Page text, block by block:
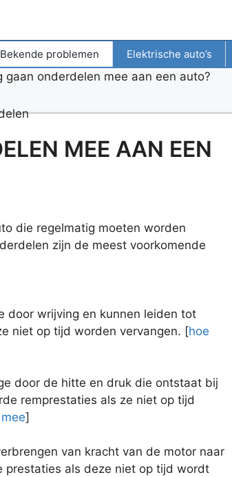
Bekende problemen Elektrische auto’s
gaan onderdelen mee aan een auto?
MEE AAN EEN
die regelmatig moeten worden
zijn de meest voorkomende
door wrijving en kunnen leiden tot
niet op tijd worden vervangen. [hoe
door de hitte en druk die ontstaat bij
remprestaties als ze niet op tijd
]
van kracht van de motor naar
prestaties als deze niet op tijd wordt